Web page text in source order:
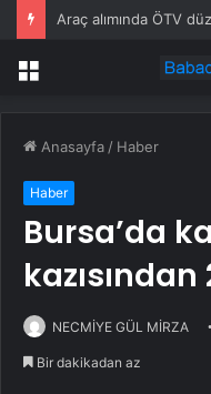
Menü
Anasayfa / Haber
Haber
Bursa’da
NECMİYE GÜL MİRZA
Bir dakikadan az